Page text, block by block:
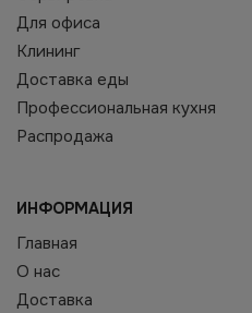
Для офиса
Клининг
Доставка еды
Профессиональная кухня
Распродажа
ИНФОРМАЦИЯ
Главная
О нас
Доставка